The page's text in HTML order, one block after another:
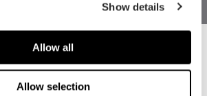
Show details
Allow all
Allow selection